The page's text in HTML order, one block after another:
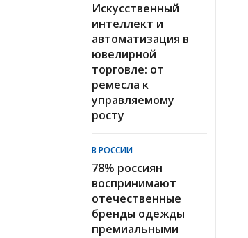
Искусственный
интеллект и
автоматизация в
ювелирной
торговле: от
ремесла к
управляемому
росту
В РОССИИ
78% россиян
воспринимают
отечественные
бренды одежды
премиальными